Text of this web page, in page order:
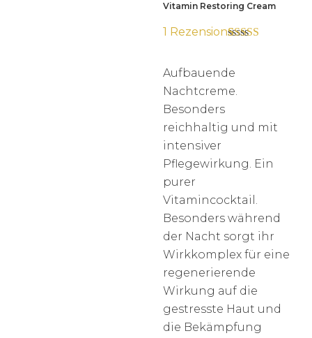
Vitamin Restoring Cream
basierend auf
1 Rezension
Aufbauende
Nachtcreme.
Besonders
reichhaltig und mit
intensiver
Pflegewirkung. Ein
purer
Vitamincocktail.
Besonders während
der Nacht sorgt ihr
Wirkkomplex für eine
regenerierende
Wirkung auf die
gestresste Haut und
die Bekämpfung